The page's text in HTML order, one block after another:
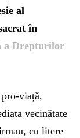
al
în
a Drepturilor
viață,
vecinătate
cu litere